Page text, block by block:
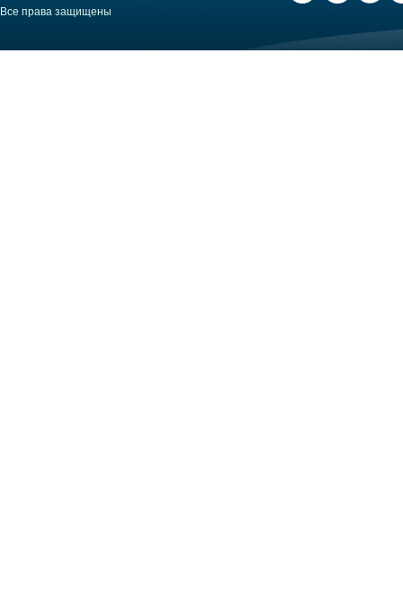
Все права защищены